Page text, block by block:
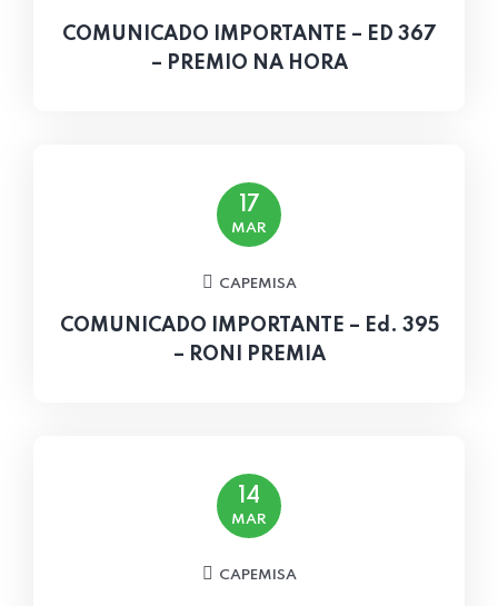
COMUNICADO IMPORTANTE – ED 367
– PREMIO NA HORA
17
MAR
CAPEMISA
COMUNICADO IMPORTANTE – Ed. 395
– RONI PREMIA
14
MAR
CAPEMISA